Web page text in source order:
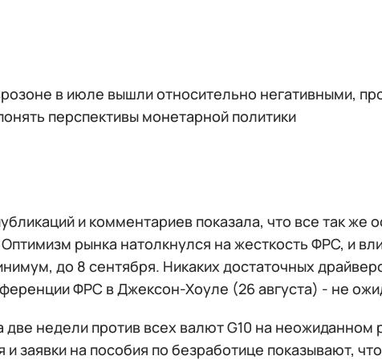
в июле вышли относительно негативными,
перспективы монетарной политики
и комментариев показала, что все так же
рынка натолкнулся на жесткость ФРС, и
до 8 сентября. Никаких достаточных
ФРС в Джексон-Хоуле (26 августа) - не
недели против всех валют G10 на неожиданном
заявки на пособия по безработице показывают,